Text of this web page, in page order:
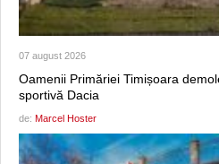
07 august 2026
Oamenii Primăriei Timișoara
sportivă Dacia
de: Marcel Hoster